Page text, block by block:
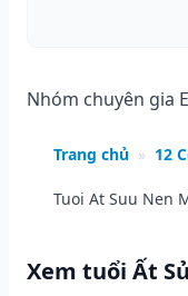
Nhóm chuyên gia
Trang chủ » 12
Tuoi At Suu Nen
Xem tuổi Ất